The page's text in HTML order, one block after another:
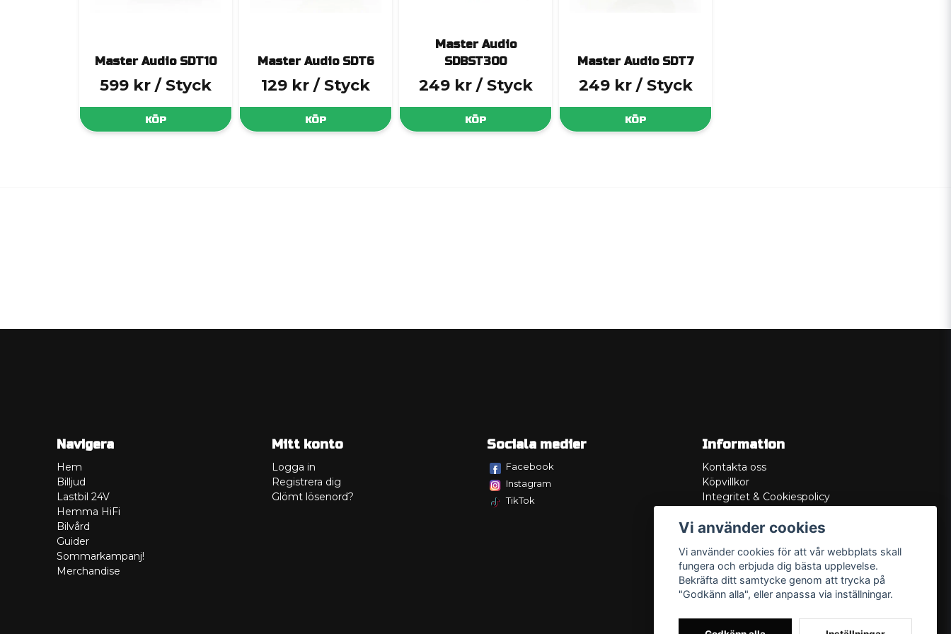
Master Audio SDT10
599 kr / Styck
KÖP
Master Audio SDT6
129 kr / Styck
KÖP
Master Audio
SDBST300
249 kr / Styck
KÖP
Master Audio SDT7
249 kr / Styck
KÖP
Navigera
Hem
Billjud
Lastbil 24V
Hemma HiFi
Bilvård
Guider
Sommarkampanj!
Merchandise
Mitt konto
Logga in
Registrera dig
Glömt lösenord?
Sociala medier
Facebook
Instagram
TikTok
Information
Kontakta oss
Köpvillkor
Integritet & Cookiespolicy
Service/Garanti
Lådritning
Om oss
Vi använder cookies
Vi använder cookies för att vår webbplats skall
fungera och erbjuda dig bästa upplevelse.
Bekräfta ditt samtycke genom att trycka på
"Godkänn alla", eller anpassa via inställningar.